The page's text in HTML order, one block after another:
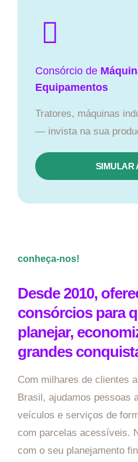
Consórcio de
Equipamentos
Tratores, máquinas
— invista na sua
SIMULAR
conheça-nos!
Desde 2010,
consórcios para
planejar,
grandes
Com milhares de clientes
Brasil, ajudamos pessoas
veículos e serviços de
com parcelas acessíveis.
com o seu planejamento